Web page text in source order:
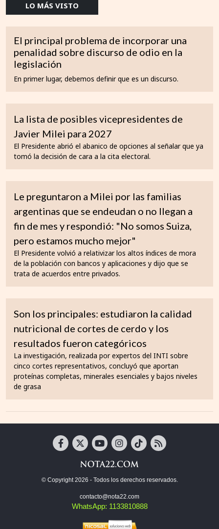
LO MÁS VISTO
El principal problema de incorporar una
penalidad sobre discurso de odio en la
legislación
En primer lugar, debemos definir que es un discurso.
La lista de posibles vicepresidentes de
Javier Milei para 2027
El Presidente abrió el abanico de opciones al señalar que ya
tomó la decisión de cara a la cita electoral.
Le preguntaron a Milei por las familias
argentinas que se endeudan o no llegan a
fin de mes y respondió: "No somos Suiza,
pero estamos mucho mejor"
El Presidente volvió a relativizar los altos índices de mora
de la población con bancos y aplicaciones y dijo que se
trata de acuerdos entre privados.
Son los principales: estudiaron la calidad
nutricional de cortes de cerdo y los
resultados fueron categóricos
La investigación, realizada por expertos del INTI sobre
cinco cortes representativos, concluyó que aportan
proteínas completas, minerales esenciales y bajos niveles
de grasa
© Copyright 2026 - Todos los derechos reservados.
contacto@nota22.com
WhatsApp: 1133810888